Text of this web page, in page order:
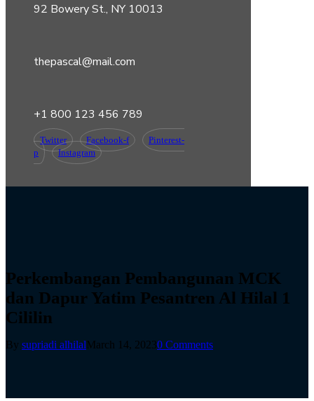
92 Bowery St., NY 10013
thepascal@mail.com
+1 800 123 456 789
Twitter Facebook-f
Pinterest-
p
Instagram
Perkembangan Pembangunan MCK
dan Dapur Yatim Pesantren Al Hilal 1
Cililin
By supriadi alhilalMarch 14, 20230 Comments